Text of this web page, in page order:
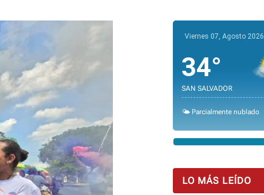
Viernes 07, Agosto 2026
34°
SAN SALVADOR
🌤️ Parcialmente nublado
LO MÁS LEÍDO